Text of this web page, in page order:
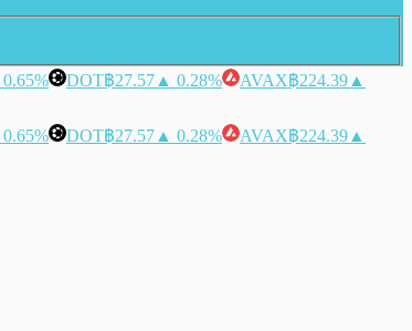
DOT฿27.57 ▲ 0.28% AVAX฿224.39 ▲
DOT฿27.57 ▲ 0.28% AVAX฿224.39 ▲